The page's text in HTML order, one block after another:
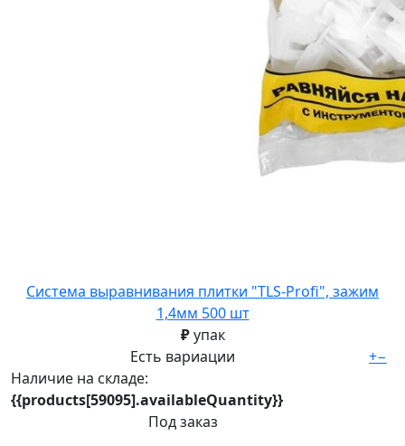
Система выравнивания плитки "TLS-Profi", зажим
1,4мм 500 шт
₽упак
Есть вариации
Наличие на складе:
{{products[59095].availableQuantity}}
Под заказ
+−